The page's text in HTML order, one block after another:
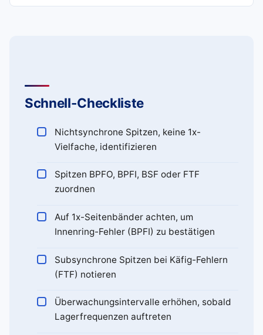
Schnell-Checkliste
Nichtsynchrone Spitzen, keine 1x-
Vielfache, identifizieren
Spitzen BPFO, BPFI, BSF oder FTF
zuordnen
Auf 1x-Seitenbänder achten, um
Innenring-Fehler (BPFI) zu bestätigen
Subsynchrone Spitzen bei Käfig-Fehlern
(FTF) notieren
Überwachungsintervalle erhöhen, sobald
Lagerfrequenzen auftreten